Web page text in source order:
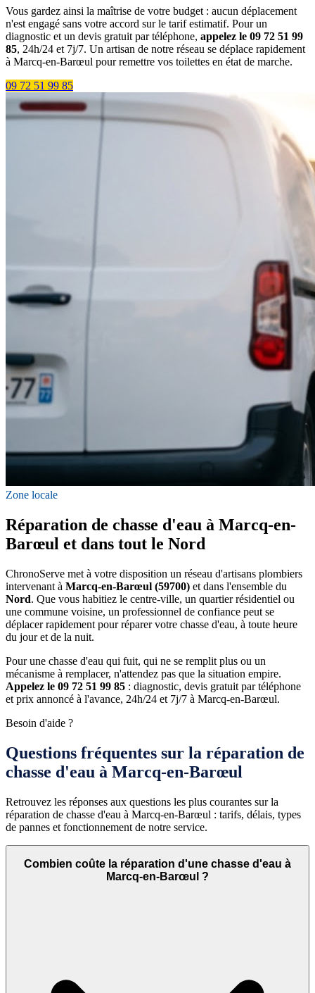
Vous gardez ainsi la maîtrise de votre budget : aucun déplacement
n'est engagé sans votre accord sur le tarif estimatif. Pour un
diagnostic et un devis gratuit par téléphone, appelez le 09 72 51 99
85, 24h/24 et 7j/7. Un artisan de notre réseau se déplace rapidement
à Marcq-en-Barœul pour remettre vos toilettes en état de marche.
09 72 51 99 85
Zone locale
Réparation de chasse d'eau à Marcq-en-
Barœul et dans tout le Nord
ChronoServe met à votre disposition un réseau d'artisans plombiers
intervenant à Marcq-en-Barœul (59700) et dans l'ensemble du
Nord. Que vous habitiez le centre-ville, un quartier résidentiel ou
une commune voisine, un professionnel de confiance peut se
déplacer rapidement pour réparer votre chasse d'eau, à toute heure
du jour et de la nuit.
Pour une chasse d'eau qui fuit, qui ne se remplit plus ou un
mécanisme à remplacer, n'attendez pas que la situation empire.
Appelez le 09 72 51 99 85 : diagnostic, devis gratuit par téléphone
et prix annoncé à l'avance, 24h/24 et 7j/7 à Marcq-en-Barœul.
Besoin d'aide ?
Questions fréquentes sur la réparation de
chasse d'eau à Marcq-en-Barœul
Retrouvez les réponses aux questions les plus courantes sur la
réparation de chasse d'eau à Marcq-en-Barœul : tarifs, délais, types
de pannes et fonctionnement de notre service.
Combien coûte la réparation d'une chasse d'eau à
Marcq-en-Barœul ?